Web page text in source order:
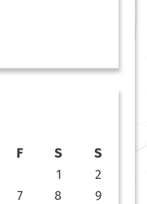
F S
S
1
2
7 8
9